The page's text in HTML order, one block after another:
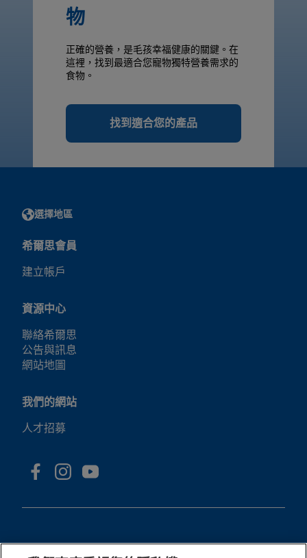
物
正確的營養，是毛孩幸福健康的關鍵。在
這裡，找到最適合您寵物獨特營養需求的
食物。
找到適合您的產品
選擇地區
希爾思會員
建立帳戶
資源中心
聯絡希爾思
公告與訊息
網站地圖
我們的網站
人才招募